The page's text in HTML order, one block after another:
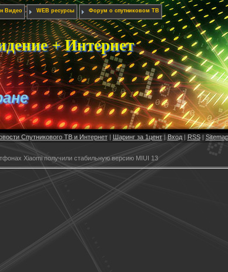
Видео WEB ресурсы Форум о спутниковом ТВ
+ Интернет
Спутникового ТВ и Интернет| Шаринг за 1цент|Вход| RSS| Sitemap
Xiaomi получили стабильную версию MIUI 13